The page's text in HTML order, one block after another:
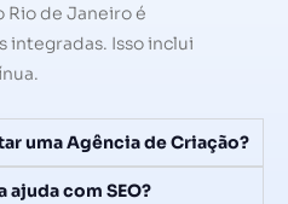
Rio de Janeiro é
integradas. Isso inclui
uma Agência de Criação?
ajuda com SEO?